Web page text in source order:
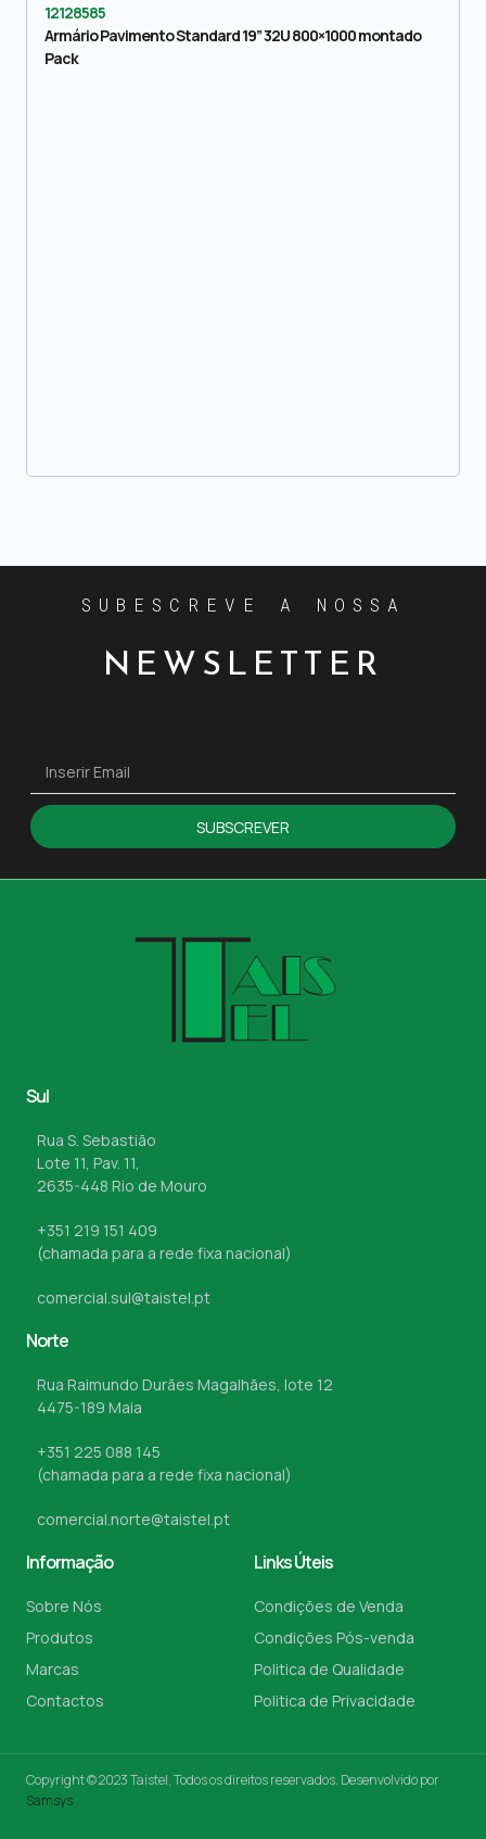
12128585
Armário Pavimento Standard 19” 32U 800×1000 montado
Pack
SUBESCREVE A NOSSA
NEWSLETTER
SUBSCREVER
Sul
Rua S. Sebastião
Lote 11, Pav. 11,
2635-448 Rio de Mouro
+351 219 151 409
(chamada para a rede fixa nacional)
comercial.sul@taistel.pt
Norte
Rua Raimundo Durães Magalhães, lote 12
4475-189 Maia
+351 225 088 145
(chamada para a rede fixa nacional)
comercial.norte@taistel.pt
Informação
Sobre Nós
Produtos
Marcas
Contactos
Links Úteis
Condições de Venda
Condições Pós-venda
Politica de Qualidade
Politica de Privacidade
Copyright © 2023 Taistel, Todos os direitos reservados. Desenvolvido por
Samsys